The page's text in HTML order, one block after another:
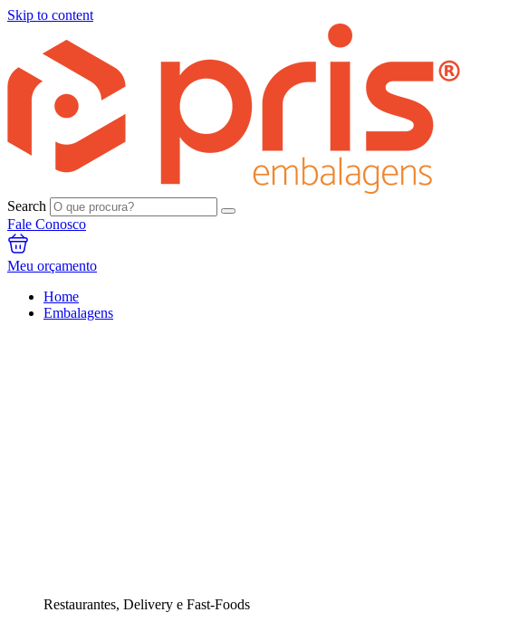
Skip to content
Search
Fale Conosco
Meu orçamento
Home
Embalagens
Restaurantes, Delivery e Fast-Foods